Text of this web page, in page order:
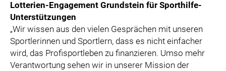
Lotterien-Engagement Grundstein für Sporthilfe-
Unterstützungen
„Wir wissen aus den vielen Gesprächen mit unseren
Sportlerinnen und Sportlern, dass es nicht einfacher
wird, das Profisportleben zu finanzieren. Umso mehr
Verantwortung sehen wir in unserer Mission der